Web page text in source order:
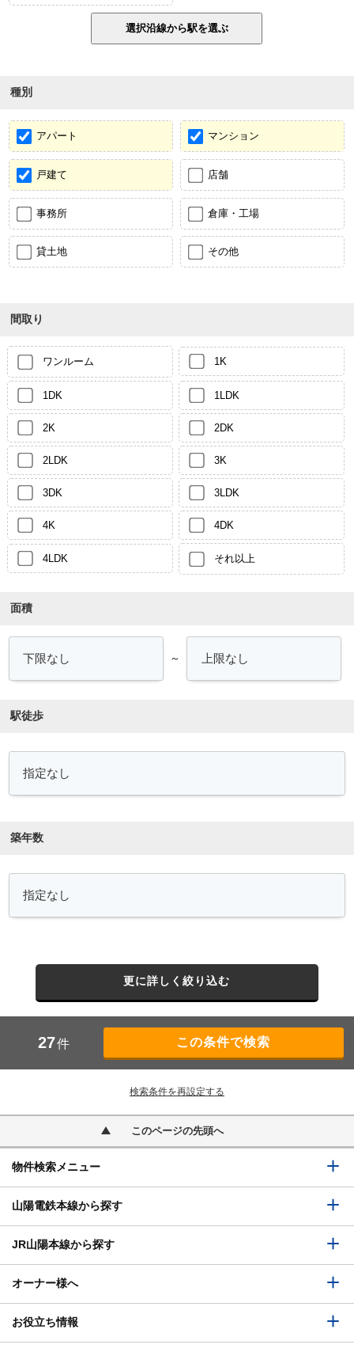
種別
アパート マンション
戸建て 店舗
事務所 倉庫・工場
貸土地 その他
間取り
ワンルーム 1K
1DK 1LDK
2K 2DK
2LDK 3K
3DK 3LDK
4K 4DK
4LDK それ以上
面積
～
駅徒歩
築年数
更に詳しく絞り込む
27件
検索条件を再設定する
このページの先頭へ
物件検索メニュー
山陽電鉄本線から探す
JR山陽本線から探す
オーナー様へ
お役立ち情報